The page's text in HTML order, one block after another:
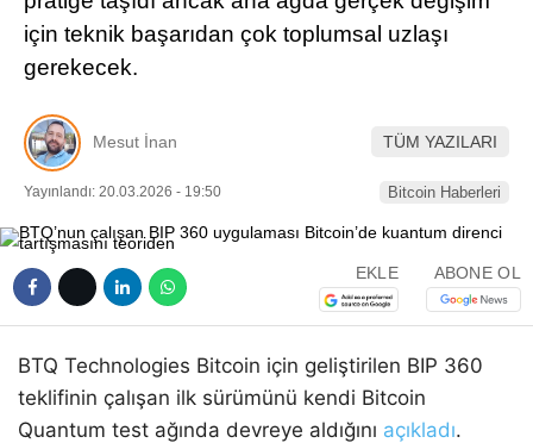
LinkedIn
için teknik başarıdan çok toplumsal uzlaşı
gerekecek.
Mesut İnan TÜM YAZILARI
Yayınlandı: 20.03.2026 - 19:50 Bitcoin Haberleri
EKLE ABONE OL
BTQ Technologies Bitcoin için geliştirilen BIP 360
teklifinin çalışan ilk sürümünü kendi Bitcoin
Quantum test ağında devreye aldığını açıkladı.